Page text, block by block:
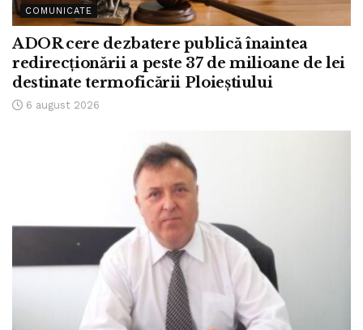
COMUNICATE
ADOR cere dezbatere publică înaintea
redirecționării a peste 37 de milioane de lei
destinate termoficării Ploieștiului
6 august 2026